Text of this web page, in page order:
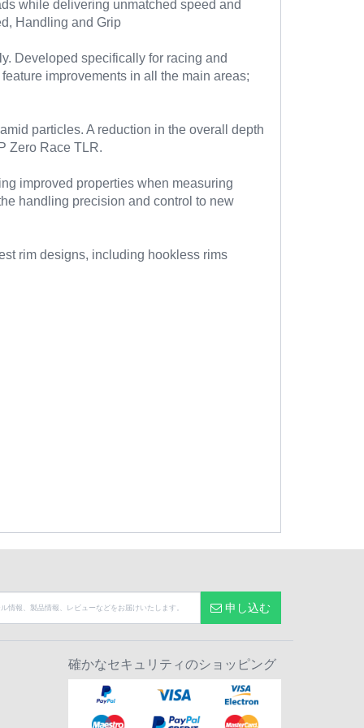
while delivering unmatched speed and
Handling and Grip
Developed specifically for racing and
improvements in all the main areas;
particles. A reduction in the overall depth
Zero Race TLR.
improved properties when measuring
handling precision and control to new
rim designs, including hookless rims
申し込む
確かなセキュリティのショッピング